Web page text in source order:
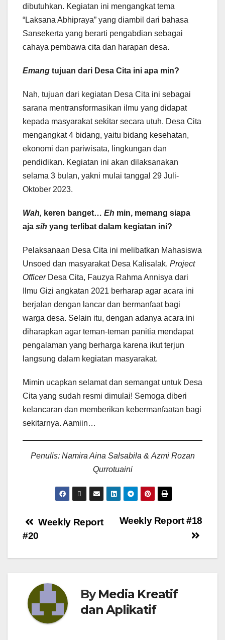
dibutuhkan. Kegiatan ini mengangkat tema
“Laksana Abhipraya” yang diambil dari bahasa
Sansekerta yang berarti pengabdian sebagai
cahaya pembawa cita dan harapan desa.
Emang tujuan dari Desa Cita ini apa min?
Nah, tujuan dari kegiatan Desa Cita ini sebagai
sarana mentransformasikan ilmu yang didapat
kepada masyarakat sekitar secara utuh. Desa Cita
mengangkat 4 bidang, yaitu bidang kesehatan,
ekonomi dan pariwisata, lingkungan dan
pendidikan. Kegiatan ini akan dilaksanakan
selama 3 bulan, yakni mulai tanggal 29 Juli-
Oktober 2023.
Wah, keren banget… Eh min, memang siapa
aja sih yang terlibat dalam kegiatan ini?
Pelaksanaan Desa Cita ini melibatkan Mahasiswa
Unsoed dan masyarakat Desa Kalisalak. Project
Officer Desa Cita, Fauzya Rahma Annisya dari
Ilmu Gizi angkatan 2021 berharap agar acara ini
berjalan dengan lancar dan bermanfaat bagi
warga desa. Selain itu, dengan adanya acara ini
diharapkan agar teman-teman panitia mendapat
pengalaman yang berharga karena ikut terjun
langsung dalam kegiatan masyarakat.
Mimin ucapkan selamat dan semangat untuk Desa
Cita yang sudah resmi dimulai! Semoga diberi
kelancaran dan memberikan kebermanfaatan bagi
sekitarnya. Aamiin…
Penulis: Namira Aina Salsabila & Azmi Rozan
Qurrotuaini
Weekly Report #18
Weekly Report
#20
ByMedia Kreatif
dan Aplikatif